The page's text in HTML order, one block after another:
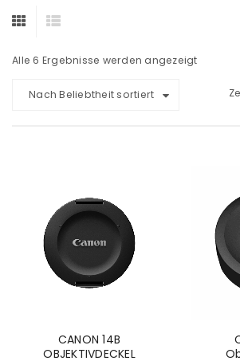
Alle 6 Ergebnisse werden angezeigt
Nach Beliebtheit sortiert
CANON 14B
OBJEKTIVDECKEL